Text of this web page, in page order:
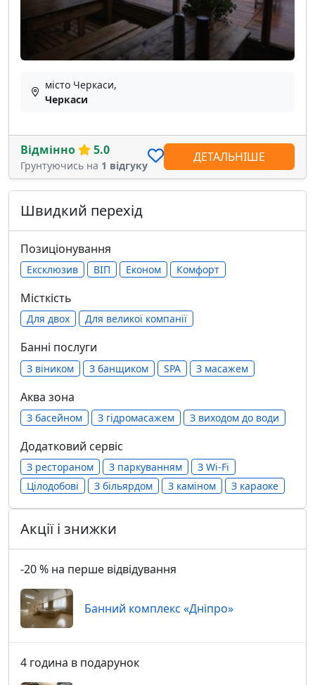
місто Черкаси,
Черкаси
Відмінно 5.0
Грунтуючись на 1 відгуку
ДЕТАЛЬНІШЕ
Швидкий перехід
Позиціонування
Ексклюзив ВІП Економ Комфорт
Місткість
Для двох Для великої компанії
Банні послуги
З віником З банщиком SPA З масажем
Аква зона
З басейном З гідромасажем З виходом до води
Додатковий сервіс
З рестораном З паркуванням
З Wi-Fi
Цілодобові
З більярдом З каміном З караоке
Акції і знижки
-20 % на перше відвідування
Банний комплекс «Дніпро»
4 година в подарунок